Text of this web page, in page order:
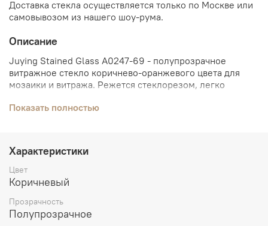
Доставка стекла осуществляется только по Москве или
самовывозом из нашего шоу-рума.
Описание
Juying Stained Glass A0247-69 - полупрозрачное
витражное стекло коричнево-оранжевого цвета для
мозаики и витража. Режется стеклорезом, легко
инструмента.
Показать полностью
Характеристики
Цвет
Коричневый
Прозрачность
Полупрозрачное